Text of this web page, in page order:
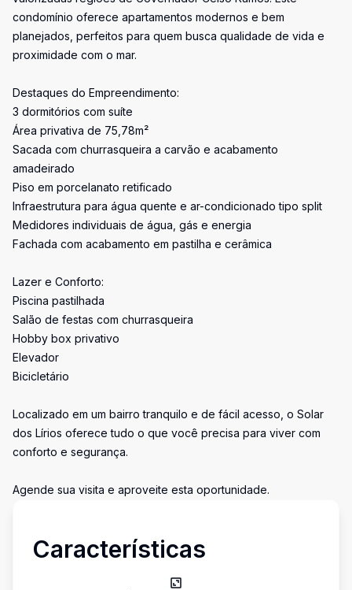
condomínio oferece apartamentos modernos e bem
planejados, perfeitos para quem busca qualidade de vida e
proximidade com o mar.
Destaques do Empreendimento:
3 dormitórios com suíte
Área privativa de 75,78m²
Sacada com churrasqueira a carvão e acabamento
amadeirado
Piso em porcelanato retificado
Infraestrutura para água quente e ar-condicionado tipo split
Medidores individuais de água, gás e energia
Fachada com acabamento em pastilha e cerâmica
Lazer e Conforto:
Piscina pastilhada
Salão de festas com churrasqueira
Hobby box privativo
Elevador
Bicicletário
Localizado em um bairro tranquilo e de fácil acesso, o Solar
dos Lírios oferece tudo o que você precisa para viver com
conforto e segurança.
Agende sua visita e aproveite esta oportunidade.
Características